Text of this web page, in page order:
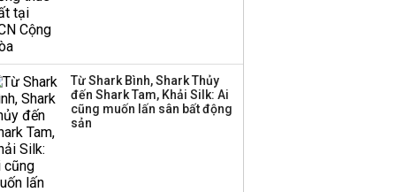
Từ Shark Bình, Shark Thủy
đến Shark Tam, Khải Silk: Ai
cũng muốn lấn sân bất động
sản